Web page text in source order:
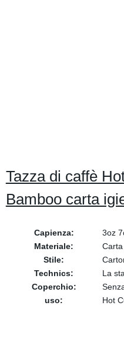
Tazza di caffè
Bamboo carta
Capienza:
3oz
Materiale:
Carta
Stile:
Technics:
La
Coperchio:
uso:
Hot